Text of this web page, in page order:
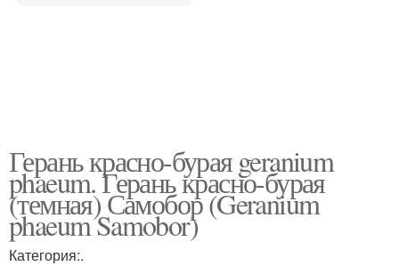
Герань красно-бурая geranium
phaeum. Герань красно-бурая
(темная) Самобор (Geranium
phaeum Samobor)
Категория:.